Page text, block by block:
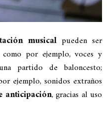
musical pueden ser
por ejemplo, voces y
partido de baloncesto;
ejemplo, sonidos extraños
anticipación, gracias al uso